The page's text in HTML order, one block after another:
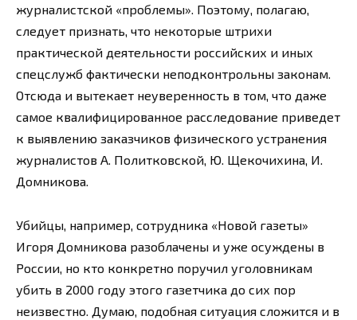
журналистской «проблемы». Поэтому, полагаю,
следует признать, что некоторые штрихи
практической деятельности российских и иных
спецслужб фактически неподконтрольны законам.
Отсюда и вытекает неуверенность в том, что даже
самое квалифицированное расследование приведет
к выявлению заказчиков физического устранения
журналистов А. Политковской, Ю. Щекочихина, И.
Домникова.
Убийцы, например, сотрудника «Новой газеты»
Игоря Домникова разоблачены и уже осуждены в
России, но кто конкретно поручил уголовникам
убить в 2000 году этого газетчика до сих пор
неизвестно. Думаю, подобная ситуация сложится и в